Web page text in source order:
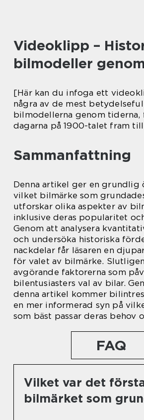
Videoklipp –
bilmodeller
[Här kan du infoga ett
några av de mest
bilmodellerna genom tiderna,
dagarna på 1900-talet fram
Sammanfattning
Denna artikel ger en grundlig
vilket bilmärke som
utforskar olika aspekter av
inklusive deras popularitet
Genom att analysera
och undersöka historiska
nackdelar får läsaren en
för valet av bilmärke.
avgörande faktorerna som
bilentusiasters val av bilar.
denna artikel kommer
en mer informerad syn på
som bäst passar deras behov
FAQ
Vilket var det
bilmärket som